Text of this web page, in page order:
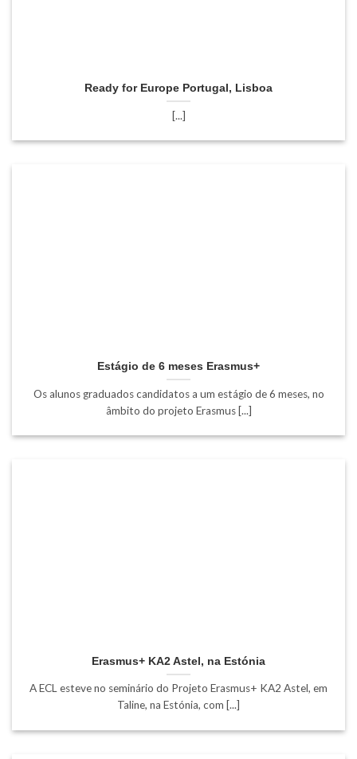
Ready for Europe Portugal, Lisboa
[...]
Estágio de 6 meses Erasmus+
Os alunos graduados candidatos a um estágio de 6 meses, no
âmbito do projeto Erasmus [...]
Erasmus+ KA2 Astel, na Estónia
A ECL esteve no seminário do Projeto Erasmus+ KA2 Astel, em
Taline, na Estónia, com [...]